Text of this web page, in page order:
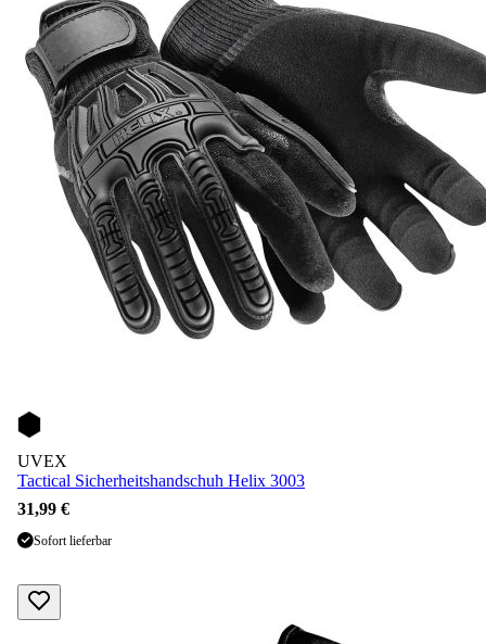
UVEX
Tactical Sicherheitshandschuh Helix 3003
31,99 €
Sofort lieferbar